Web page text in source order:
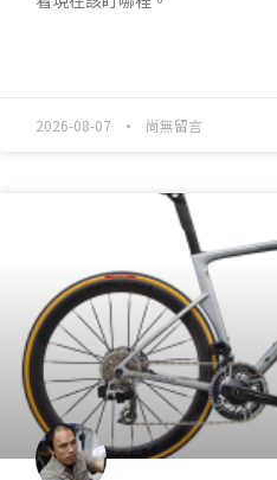
2026-08-07 尚無留言